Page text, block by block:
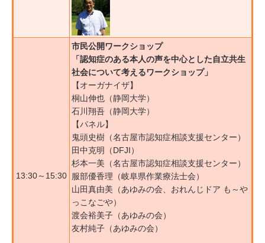
13:30～15:30
市民公開ワークショップ
「認知症のある本人の声を中心とした自立共生
社会について考えるワークショップ」
【オーガナイザ】
桐山伸也（静岡大学）
石川翔吾（静岡大学）
【パネル】
鬼頭史樹（名古屋市認知症相談支援センター）
田中克明（DFJI）
杉本一美（名古屋市認知症相談支援センター）
服部優香理（岐阜県作業療法士会）
山田真由美（あゆみの会、おれんじドア も～や
っこなごや）
渡会裕美子（あゆみの会）
友村純子（あゆみの会）